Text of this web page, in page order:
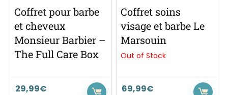
Coffret pour barbe
et cheveux
Monsieur Barbier –
The Full Care Box
29,99€
Coffret soins
visage et barbe Le
Marsouin
Out of Stock
69,99€